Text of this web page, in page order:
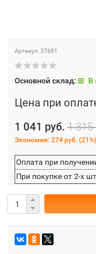
Артикул: 37691
Основной склад: В
Цена при
1 041 руб. 1 315
Экономия: 274 руб. (21%)
Оплата при
При покупке от 2-х